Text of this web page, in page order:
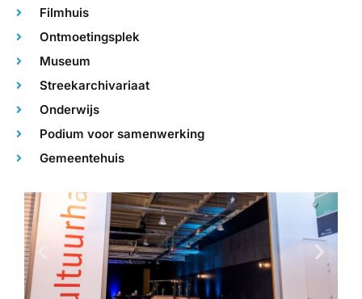
Filmhuis
Ontmoetingsplek
Museum
Streekarchivariaat
Onderwijs
Podium voor samenwerking
Gemeentehuis